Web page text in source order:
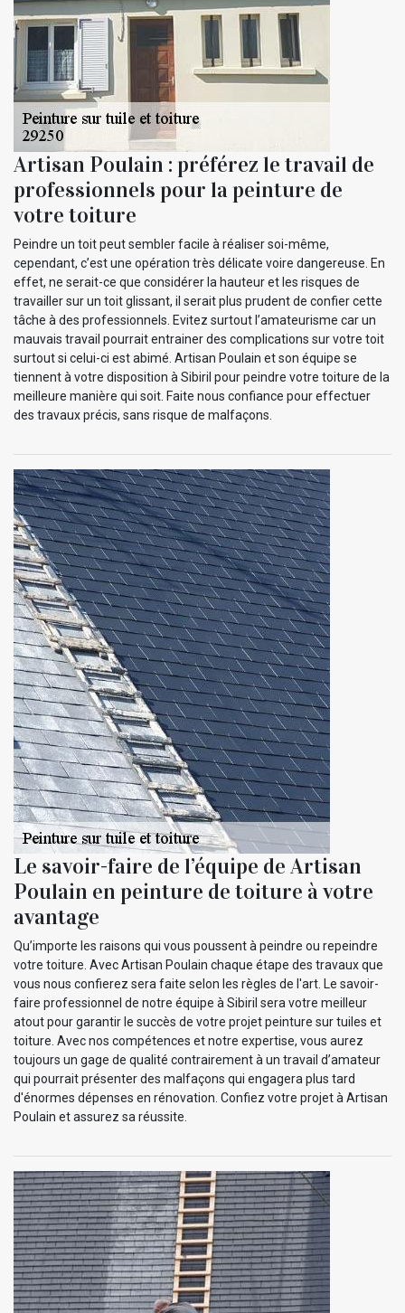
Artisan Poulain : préférez le travail de
professionnels pour la peinture de
votre toiture
Peindre un toit peut sembler facile à réaliser soi-même,
cependant, c’est une opération très délicate voire dangereuse. En
effet, ne serait-ce que considérer la hauteur et les risques de
travailler sur un toit glissant, il serait plus prudent de confier cette
tâche à des professionnels. Evitez surtout l’amateurisme car un
mauvais travail pourrait entrainer des complications sur votre toit
surtout si celui-ci est abimé. Artisan Poulain et son équipe se
tiennent à votre disposition à Sibiril pour peindre votre toiture de la
meilleure manière qui soit. Faite nous confiance pour effectuer
des travaux précis, sans risque de malfaçons.
Le savoir-faire de l’équipe de Artisan
Poulain en peinture de toiture à votre
avantage
Qu’importe les raisons qui vous poussent à peindre ou repeindre
votre toiture. Avec Artisan Poulain chaque étape des travaux que
vous nous confierez sera faite selon les règles de l'art. Le savoir-
faire professionnel de notre équipe à Sibiril sera votre meilleur
atout pour garantir le succès de votre projet peinture sur tuiles et
toiture. Avec nos compétences et notre expertise, vous aurez
toujours un gage de qualité contrairement à un travail d’amateur
qui pourrait présenter des malfaçons qui engagera plus tard
d'énormes dépenses en rénovation. Confiez votre projet à Artisan
Poulain et assurez sa réussite.